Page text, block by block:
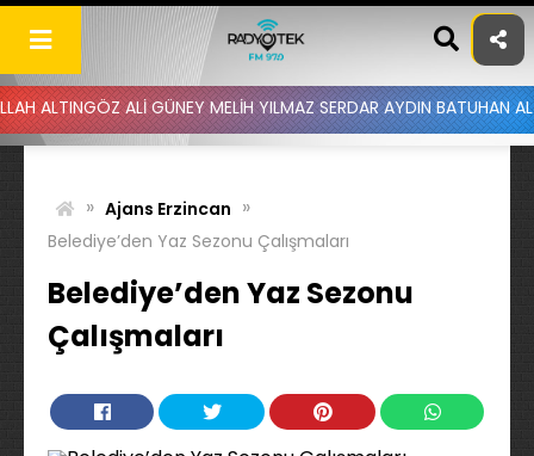
Skip
content
ALİ GÜNEY MELİH YILMAZ SERDAR AYDIN BATUHAN ALTINTAŞ
» Ajans Erzincan »
Belediye’den Yaz Sezonu Çalışmaları
Belediye’den Yaz Sezonu
Çalışmaları